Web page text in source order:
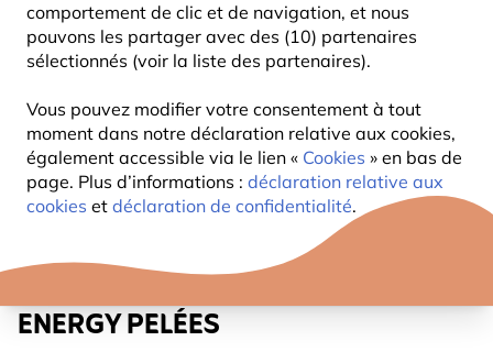
comportement de clic et de navigation, et nous
pouvons les partager avec des (10) partenaires
sélectionnés (voir la liste des partenaires).
Vous pouvez modifier votre consentement à tout
moment dans notre déclaration relative aux cookies,
également accessible via le lien « Cookies » en bas de
page. Plus d’informations : déclaration relative aux
cookies et déclaration de confidentialité.
GRAINES POUR OISEAUX HI-
ENERGY PELÉES